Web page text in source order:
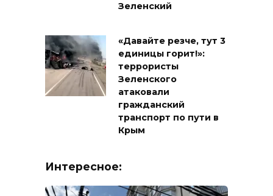
Зеленский
«Давайте резче, тут 3
единицы горит!»:
террористы
Зеленского
атаковали
гражданский
транспорт по пути в
Крым
Интересное: